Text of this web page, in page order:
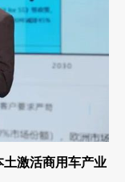
激活商用车产业